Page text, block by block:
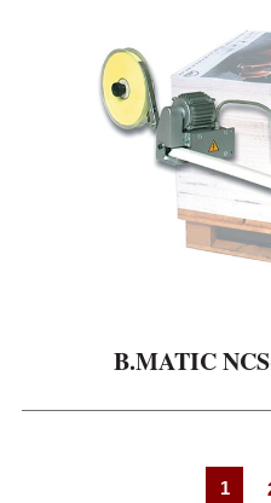
B.MATIC
1